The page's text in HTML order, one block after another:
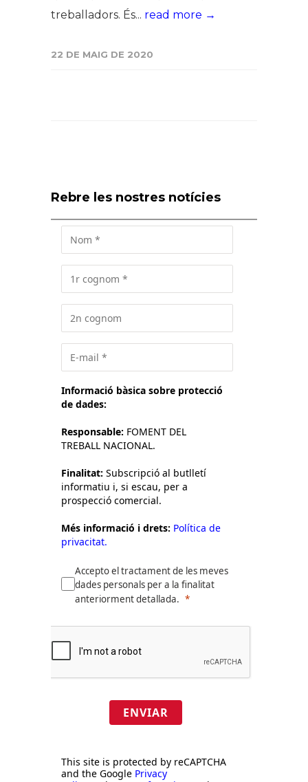
treballadors. És... read more →
22 DE MAIG DE 2020
Rebre les nostres notícies
Informació bàsica sobre protecció
de dades:
Responsable: FOMENT DEL
TREBALL NACIONAL.
Finalitat: Subscripció al butlletí
informatiu i, si escau, per a
prospecció comercial.
Més informació i drets: Política de
privacitat.
Accepto el tractament de les meves
dades personals per a la finalitat
anteriorment detallada.
ENVIAR
This site is protected by reCAPTCHA
and the Google Privacy